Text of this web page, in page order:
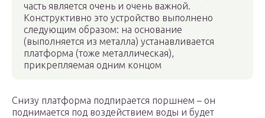
часть является очень и очень важной.
Конструктивно это устройство выполнено
следующим образом: на основание
(выполняется из металла) устанавливается
платформа (тоже металлическая),
прикрепляемая одним концом
Снизу платформа подпирается поршнем – он
поднимается под воздействием воды и будет